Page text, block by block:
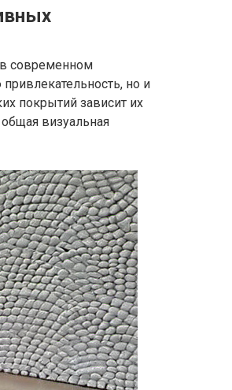
современном
но и
покрытий зависит их
визуальная